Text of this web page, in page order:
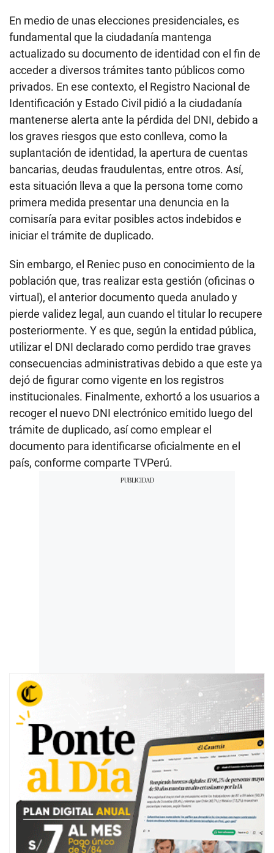
En medio de unas elecciones presidenciales, es
fundamental que la ciudadanía mantenga
actualizado su documento de identidad con el fin de
acceder a diversos trámites tanto públicos como
privados. En ese contexto, el Registro Nacional de
Identificación y Estado Civil pidió a la ciudadanía
mantenerse alerta ante la pérdida del DNI, debido a
los graves riesgos que esto conlleva, como la
suplantación de identidad, la apertura de cuentas
bancarias, deudas fraudulentas, entre otros. Así,
esta situación lleva a que la persona tome como
primera medida presentar una denuncia en la
comisaría para evitar posibles actos indebidos e
iniciar el trámite de duplicado.
Sin embargo, el Reniec puso en conocimiento de la
población que, tras realizar esta gestión (oficinas o
virtual), el anterior documento queda anulado y
pierde validez legal, aun cuando el titular lo recupere
posteriormente. Y es que, según la entidad pública,
utilizar el DNI declarado como perdido trae graves
consecuencias administrativas debido a que este ya
dejó de figurar como vigente en los registros
institucionales. Finalmente, exhortó a los usuarios a
recoger el nuevo DNI electrónico emitido luego del
trámite de duplicado, así como emplear el
documento para identificarse oficialmente en el
país, conforme comparte TVPerú.